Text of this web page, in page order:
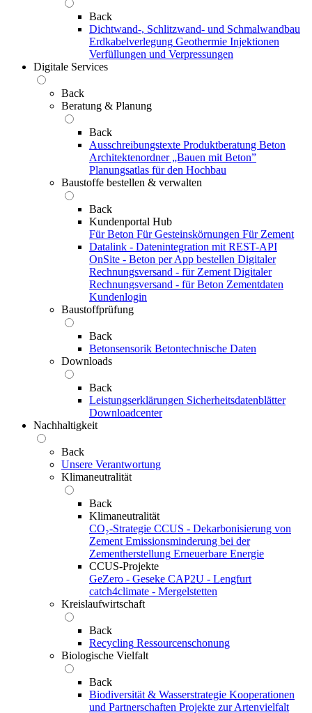
Back
Dichtwand-, Schlitzwand- und Schmalwandbau
Erdkabelverlegung Geothermie Injektionen
Verfüllungen und Verpressungen
Digitale Services
Back
Beratung & Planung
Back
Ausschreibungstexte Produktberatung Beton
Architektenordner „Bauen mit Beton”
Planungsatlas für den Hochbau
Baustoffe bestellen & verwalten
Back
Kundenportal Hub
Für Beton Für Gesteinskörnungen Für Zement
Datalink - Datenintegration mit REST-API
OnSite - Beton per App bestellen Digitaler
Rechnungsversand - für Zement Digitaler
Rechnungsversand - für Beton Zementdaten
Kundenlogin
Baustoffprüfung
Back
Betonsensorik Betontechnische Daten
Downloads
Back
Leistungserklärungen Sicherheitsdatenblätter
Downloadcenter
Nachhaltigkeit
Back
Unsere Verantwortung
Klimaneutralität
Back
Klimaneutralität
CO₂-Strategie CCUS - Dekarbonisierung von
Zement Emissionsminderung bei der
Zementherstellung Erneuerbare Energie
CCUS-Projekte
GeZero - Geseke CAP2U - Lengfurt
catch4climate - Mergelstetten
Kreislaufwirtschaft
Back
Recycling Ressourcenschonung
Biologische Vielfalt
Back
Biodiversität & Wasserstrategie Kooperationen
und Partnerschaften Projekte zur Artenvielfalt